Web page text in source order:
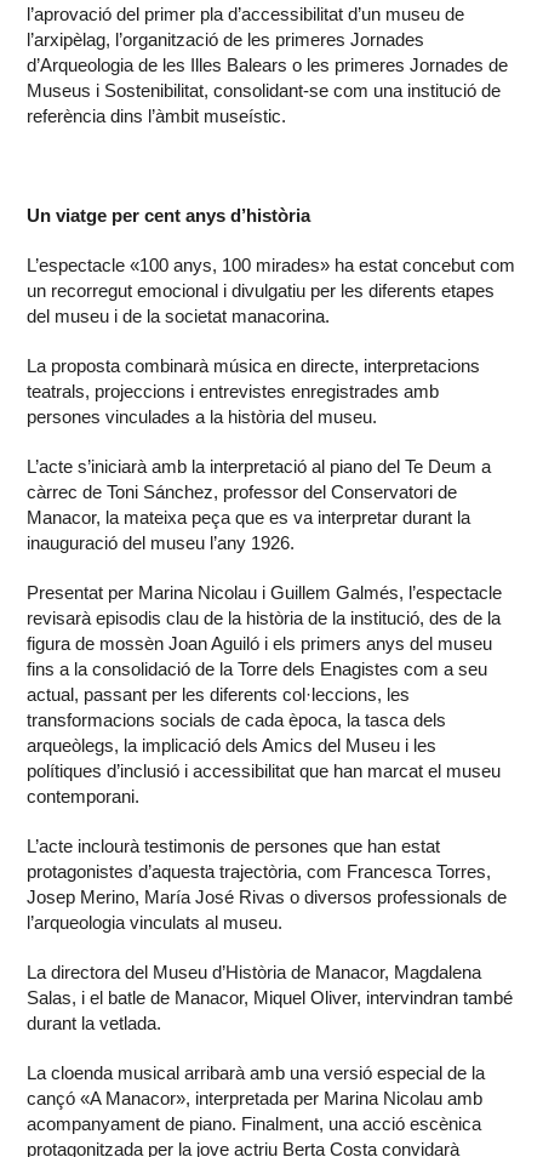
l’aprovació del primer pla d’accessibilitat d’un museu de
l’arxipèlag, l’organització de les primeres Jornades
d’Arqueologia de les Illes Balears o les primeres Jornades de
Museus i Sostenibilitat, consolidant-se com una institució de
referència dins l’àmbit museístic.
Un viatge per cent anys d’història
L’espectacle «100 anys, 100 mirades» ha estat concebut com
un recorregut emocional i divulgatiu per les diferents etapes
del museu i de la societat manacorina.
La proposta combinarà música en directe, interpretacions
teatrals, projeccions i entrevistes enregistrades amb
persones vinculades a la història del museu.
L’acte s’iniciarà amb la interpretació al piano del Te Deum a
càrrec de Toni Sánchez, professor del Conservatori de
Manacor, la mateixa peça que es va interpretar durant la
inauguració del museu l’any 1926.
Presentat per Marina Nicolau i Guillem Galmés, l’espectacle
revisarà episodis clau de la història de la institució, des de la
figura de mossèn Joan Aguiló i els primers anys del museu
fins a la consolidació de la Torre dels Enagistes com a seu
actual, passant per les diferents col·leccions, les
transformacions socials de cada època, la tasca dels
arqueòlegs, la implicació dels Amics del Museu i les
polítiques d’inclusió i accessibilitat que han marcat el museu
contemporani.
L’acte inclourà testimonis de persones que han estat
protagonistes d’aquesta trajectòria, com Francesca Torres,
Josep Merino, María José Rivas o diversos professionals de
l’arqueologia vinculats al museu.
La directora del Museu d’Història de Manacor, Magdalena
Salas, i el batle de Manacor, Miquel Oliver, intervindran també
durant la vetlada.
La cloenda musical arribarà amb una versió especial de la
cançó «A Manacor», interpretada per Marina Nicolau amb
acompanyament de piano. Finalment, una acció escènica
protagonitzada per la jove actriu Berta Costa convidarà